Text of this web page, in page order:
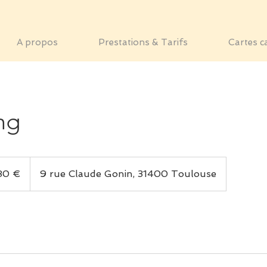
A propos Prestations & Tarifs Cartes
€ 9 rue Claude Gonin, 31400 Toulouse